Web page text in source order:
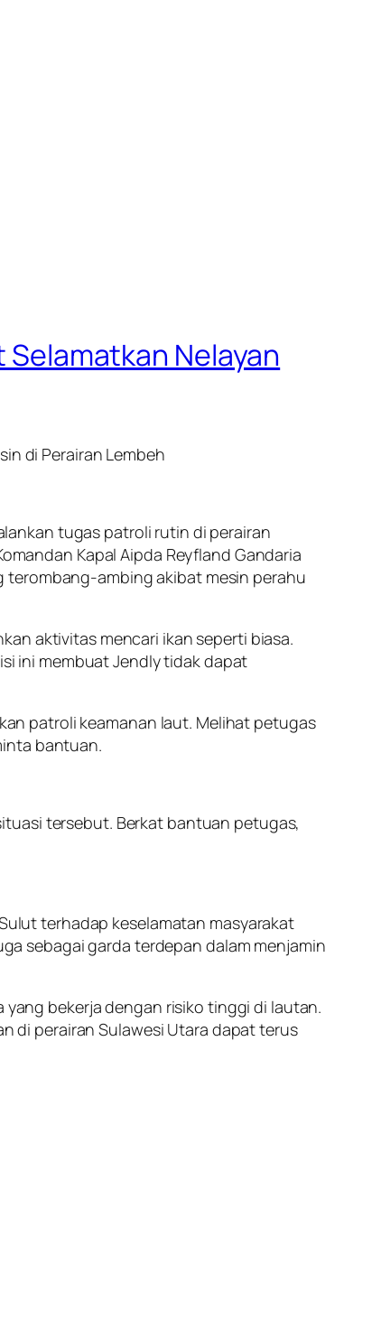
Selamatkan Nelayan
di Perairan Lembeh
tugas patroli rutin di perairan
Kapal Aipda Reyfland Gandaria
terombang-ambing akibat mesin perahu
aktivitas mencari ikan seperti biasa.
ini membuat Jendly tidak dapat
patroli keamanan laut. Melihat petugas
bantuan.
tersebut. Berkat bantuan petugas,
terhadap keselamatan masyarakat
sebagai garda terdepan dalam menjamin
bekerja dengan risiko tinggi di lautan.
di perairan Sulawesi Utara dapat terus